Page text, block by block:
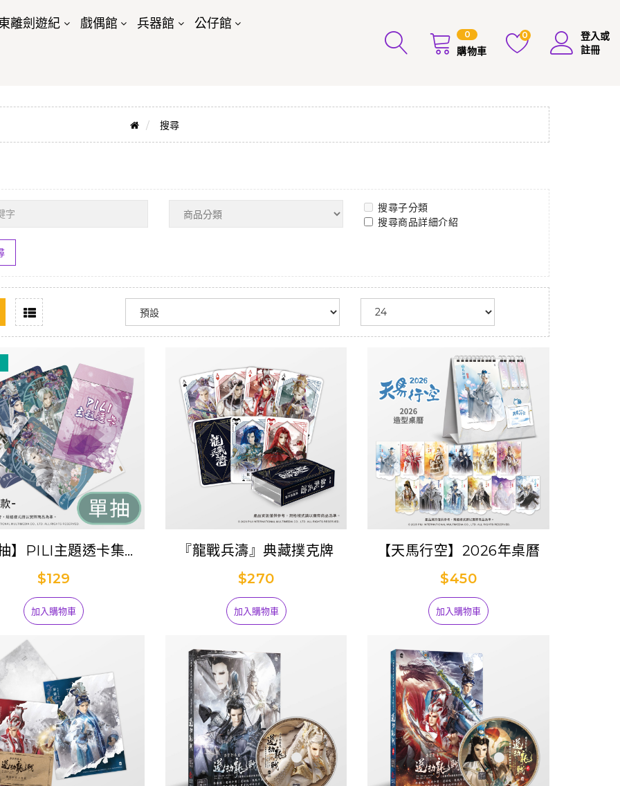
離劍遊紀 戲偶館 兵器館 公仔館
0
購物車
0
登入或
註冊
搜尋
搜尋子分類
搜尋商品詳細介紹
】PILI主題透卡集抽
包
$129
加入購物車
『龍戰兵濤』典藏撲克牌
$270
加入購物車
【天馬行空】2026年桌曆
$450
加入購物車